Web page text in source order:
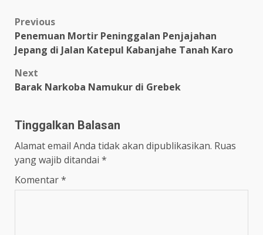
Post
navigation
Previous
Penemuan Mortir Peninggalan Penjajahan
Jepang di Jalan Katepul Kabanjahe Tanah Karo
Next
Barak Narkoba Namukur di Grebek
Tinggalkan Balasan
Alamat email Anda tidak akan dipublikasikan. Ruas
yang wajib ditandai *
Komentar*